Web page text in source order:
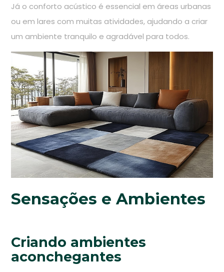
Já o conforto acústico é essencial em áreas urbanas
ou em lares com muitas atividades, ajudando a criar
um ambiente tranquilo e agradável para todos.
Sensações e Ambientes
Criando ambientes
aconchegantes